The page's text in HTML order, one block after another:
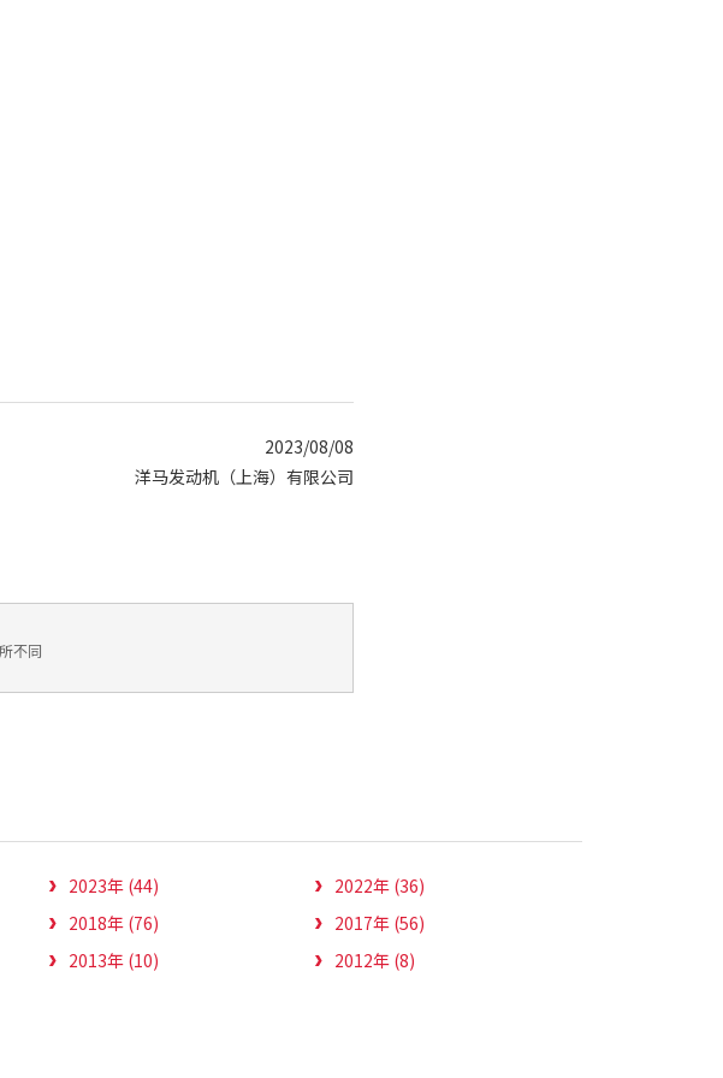
2023/08/08
洋马发动机（上海）有限公司
不同
2023年 (44)
2022年 (36)
2018年 (76)
2017年 (56)
2013年 (10) 2012年 (8)